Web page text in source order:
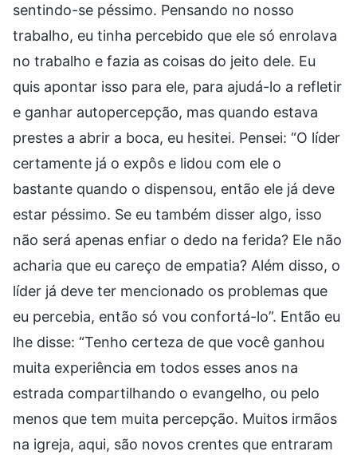
sentindo-se péssimo. Pensando no nosso
trabalho, eu tinha percebido que ele só enrolava
no trabalho e fazia as coisas do jeito dele. Eu
quis apontar isso para ele, para ajudá-lo a refletir
e ganhar autopercepção, mas quando estava
prestes a abrir a boca, eu hesitei. Pensei: “O líder
certamente já o expôs e lidou com ele o
bastante quando o dispensou, então ele já deve
estar péssimo. Se eu também disser algo, isso
não será apenas enfiar o dedo na ferida? Ele não
acharia que eu careço de empatia? Além disso, o
líder já deve ter mencionado os problemas que
eu percebia, então só vou confortá-lo”. Então eu
lhe disse: “Tenho certeza de que você ganhou
muita experiência em todos esses anos na
estrada compartilhando o evangelho, ou pelo
menos que tem muita percepção. Muitos irmãos
na igreja, aqui, são novos crentes que entraram